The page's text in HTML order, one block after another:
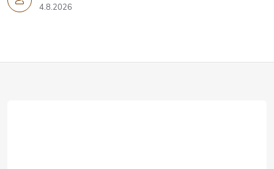
4.8.2026